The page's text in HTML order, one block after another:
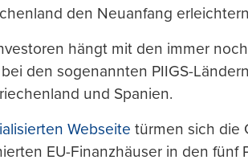
den Neuanfang
hängt mit den immer
den sogenannten PIIGS-
und Spanien.
Webseite türmen sich die
EU-Finanzhäuser in den fünf